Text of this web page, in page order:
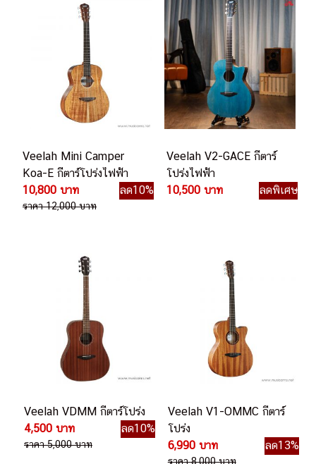
Veelah Mini Camper
Koa-E กีตาร์โปร่งไฟฟ้า
10,800 บาท
ลด10%
ราคา 12,000 บาท
Veelah V2-GACE กีตาร์
โปร่งไฟฟ้า
10,500 บาท
ลดพิเศษ
Veelah VDMM กีตาร์โปร่ง
4,500 บาท
ลด10%
ราคา 5,000 บาท
Veelah V1-OMMC กีตาร์
โปร่ง
6,990 บาท
ลด13%
ราคา 8,000 บาท